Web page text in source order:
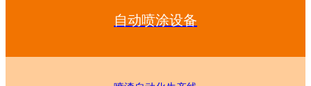
自动喷涂设备